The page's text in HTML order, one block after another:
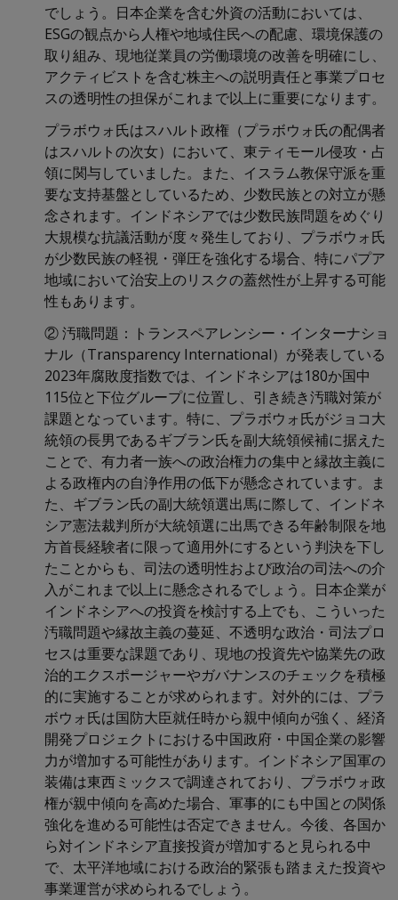
でしょう。日本企業を含む外資の活動においては、
ESGの観点から人権や地域住民への配慮、環境保護の
取り組み、現地従業員の労働環境の改善を明確にし、
アクティビストを含む株主への説明責任と事業プロセ
スの透明性の担保がこれまで以上に重要になります。
プラボウォ氏はスハルト政権（プラボウォ氏の配偶者
はスハルトの次女）において、東ティモール侵攻・占
領に関与していました。また、イスラム教保守派を重
要な支持基盤としているため、少数民族との対立が懸
念されます。インドネシアでは少数民族問題をめぐり
大規模な抗議活動が度々発生しており、プラボウォ氏
が少数民族の軽視・弾圧を強化する場合、特にパプア
地域において治安上のリスクの蓋然性が上昇する可能
性もあります。
② 汚職問題：トランスペアレンシー・インターナショ
ナル（Transparency International）が発表している
2023年腐敗度指数では、インドネシアは180か国中
115位と下位グループに位置し、引き続き汚職対策が
課題となっています。特に、プラボウォ氏がジョコ大
統領の長男であるギブラン氏を副大統領候補に据えた
ことで、有力者一族への政治権力の集中と縁故主義に
よる政権内の自浄作用の低下が懸念されています。ま
た、ギブラン氏の副大統領選出馬に際して、インドネ
シア憲法裁判所が大統領選に出馬できる年齢制限を地
方首長経験者に限って適用外にするという判決を下し
たことからも、司法の透明性および政治の司法への介
入がこれまで以上に懸念されるでしょう。日本企業が
インドネシアへの投資を検討する上でも、こういった
汚職問題や縁故主義の蔓延、不透明な政治・司法プロ
セスは重要な課題であり、現地の投資先や協業先の政
治的エクスポージャーやガバナンスのチェックを積極
的に実施することが求められます。対外的には、プラ
ボウォ氏は国防大臣就任時から親中傾向が強く、経済
開発プロジェクトにおける中国政府・中国企業の影響
力が増加する可能性があります。インドネシア国軍の
装備は東西ミックスで調達されており、プラボウォ政
権が親中傾向を高めた場合、軍事的にも中国との関係
強化を進める可能性は否定できません。今後、各国か
ら対インドネシア直接投資が増加すると見られる中
で、太平洋地域における政治的緊張も踏まえた投資や
事業運営が求められるでしょう。